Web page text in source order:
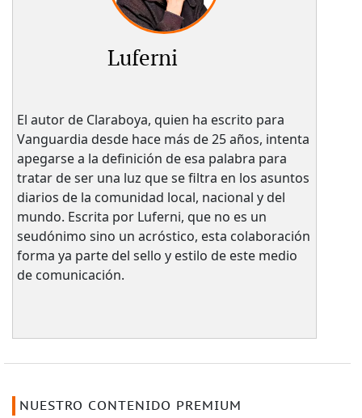
Luferni
El autor de Claraboya, quien ha escrito para
Vanguardia desde hace más de 25 años, intenta
apegarse a la definición de esa palabra para
tratar de ser una luz que se filtra en los asuntos
diarios de la comunidad local, nacional y del
mundo. Escrita por Luferni, que no es un
seudónimo sino un acróstico, esta colaboración
forma ya parte del sello y estilo de este medio
de comunicación.
NUESTRO CONTENIDO PREMIUM